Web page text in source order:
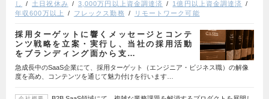
し
土日祝休み 3,000万円以上資金調達済
1億円以上資金調達済
年収600万以上
フレックス勤務 リモートワーク可能
採用ターゲットに響くメッセージとコンテ
ンツ戦略を立案・実行し、当社の採用活動
をブランディング面から支…
急成長中のSaaS企業にて、採用ターゲット（エンジニア・ビジネス職）の解像
度を高め、コンテンツを通じて魅力付けを行います…